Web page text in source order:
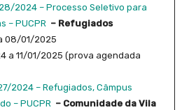
28/2024 – Processo Seletivo para
– PUCPR – Refugiados
08/01/2025
a 11/01/2025 (prova agendada
2024 – Refugiados, Câmpus
– PUCPR – Comunidade da Vila